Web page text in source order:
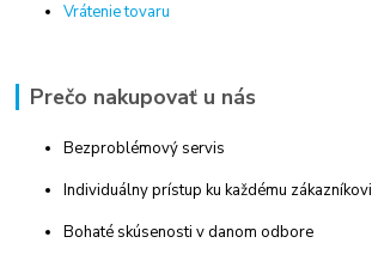
Vrátenie tovaru
Prečo nakupovať u nás
Bezproblémový servis
Individuálny prístup ku každému zákazníkovi
Bohaté skúsenosti v danom odbore